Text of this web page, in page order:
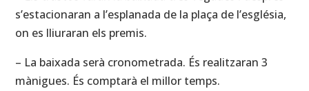
s’estacionaran a l’esplanada de la plaça de l’església,
on es lliuraran els premis.
– La baixada serà cronometrada. És realitzaran 3
mànigues. És comptarà el millor temps.